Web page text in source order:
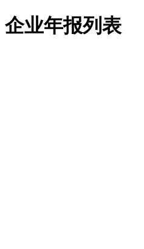
企业年报列表